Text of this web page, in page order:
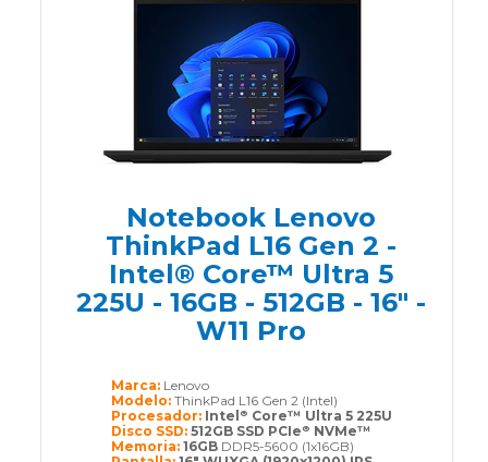
Notebook Lenovo
ThinkPad L16 Gen 2 -
Intel® Core™ Ultra 5
225U - 16GB - 512GB - 16" -
W11 Pro
Marca: Lenovo
Modelo: ThinkPad L16 Gen 2 (Intel)
Procesador: Intel ® Core™ Ultra 5 225U
Disco SSD: 512GB SSD PCIe ® NVMe™
Memoria: 16GBDDR5-5600 (1x16GB)